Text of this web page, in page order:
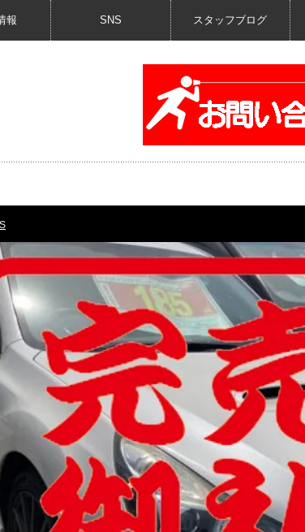
報 SNS スタッフブログ